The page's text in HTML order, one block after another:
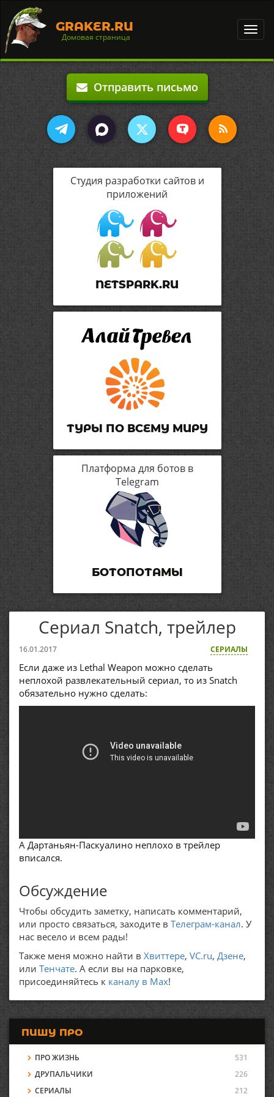
GRAKER.RU
Домовая страница
Отправить письмо
Студия разработки сайтов и
приложений
NETSPARK.RU
ТУРЫ ПО ВСЕМУ МИРУ
Платформа для ботов в
Telegram
БОТОПОТАМЫ
Сериал Snatch, трейлер
16.01.2017 СЕРИАЛЫ
Если даже из Lethal Weapon можно сделать
неплохой развлекательный сериал, то из Snatch
обязательно нужно сделать:
А Дартаньян-Паскуалино неплохо в трейлер
вписался.
Обсуждение
Чтобы обсудить заметку, написать комментарий,
или просто связаться, заходите в Телеграм-канал. У
нас весело и всем рады!
Также меня можно найти в Хвиттере, VC.ru, Дзене,
или Тенчате. А если вы на парковке,
присоединяйтесь к каналу в Max!
ПИШУ ПРО
ПРО ЖИЗНЬ
531
ДРУПАЛЬЧИКИ
226
СЕРИАЛЫ
212